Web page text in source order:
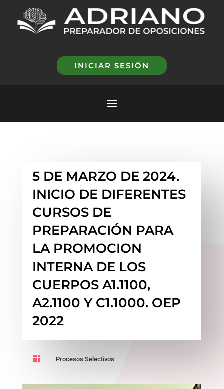
INICIAR SESIÓN
5 DE MARZO DE 2024.
INICIO DE DIFERENTES
CURSOS DE
PREPARACIÓN PARA
LA PROMOCION
INTERNA DE LOS
CUERPOS A1.1100,
A2.1100 Y C1.1000. OEP
2022
 Procesos Selectivos